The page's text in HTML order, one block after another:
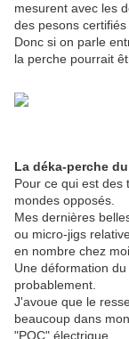
mesurent avec les
des pesons
Donc si on parle
la perche pourrait
La déka-perche
Pour ce qui est des
mondes opposés.
Mes dernières
ou micro-jigs
en nombre chez
Une déformation
probablement.
J'avoue que le
beaucoup dans
"POC" électrique...